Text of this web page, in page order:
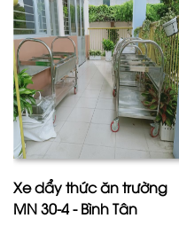
Xe dẩy thức ăn trường
MN 30-4 - Bình Tân